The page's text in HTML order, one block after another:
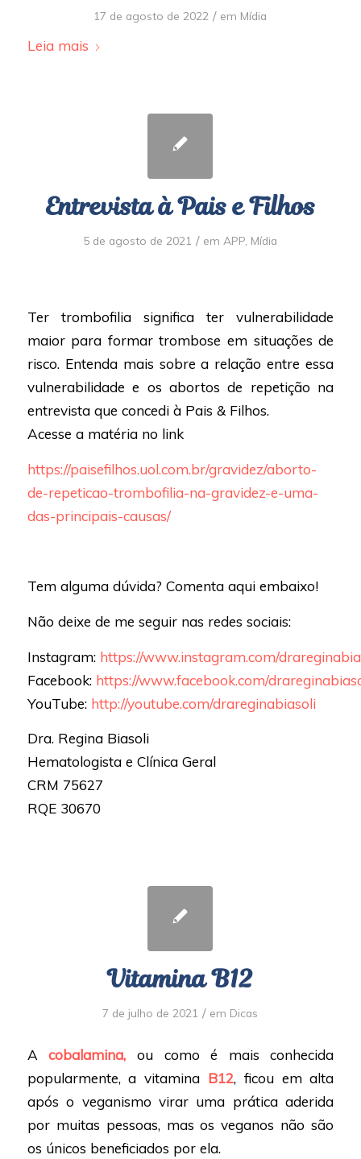
17 de agosto de 2022 / em Mídia
Leia mais
Entrevista à Pais e Filhos
5 de agosto de 2021 / em APP Mídia
Ter trombofilia significa ter vulnerabilidade
maior para formar trombose em situações de
risco. Entenda mais sobre a relação entre essa
vulnerabilidade e os abortos de repetição na
entrevista que concedi à Pais & Filhos.
Acesse a matéria no link
https://paisefilhos.uol.com.br/gravidez/aborto-
de-repeticao-trombofilia-na-gravidez-e-uma-
das-principais-causas/
Tem alguma dúvida? Comenta aqui embaixo!
Não deixe de me seguir nas redes sociais:
Instagram: https://www.instagram.com/
Facebook: https://www.facebook.com/
YouTube: http://youtube.com/drareginabiasoli
Dra. Regina Biasoli
Hematologista e Clínica Geral
CRM 75627
RQE 30670
Vitamina B12
7 de julho de 2021 / em Dicas
Acobalamina, ou como é mais conhecida
popularmente, a vitamina B12, ficou em alta
após o veganismo virar uma prática aderida
por muitas pessoas, mas os veganos não são
os únicos beneficiados por ela.